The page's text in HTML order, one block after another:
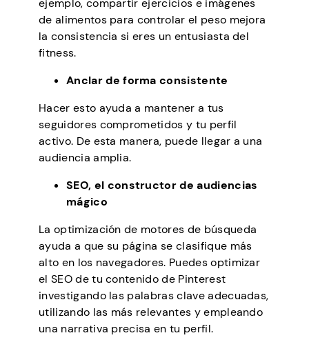
ejemplo, compartir ejercicios e imágenes
de alimentos para controlar el peso mejora
la consistencia si eres un entusiasta del
fitness.
Anclar de forma consistente
Hacer esto ayuda a mantener a tus
seguidores comprometidos y tu perfil
activo. De esta manera, puede llegar a una
audiencia amplia.
SEO, el constructor de audiencias
mágico
La optimización de motores de búsqueda
ayuda a que su página se clasifique más
alto en los navegadores. Puedes optimizar
el SEO de tu contenido de Pinterest
investigando las palabras clave adecuadas,
utilizando las más relevantes y empleando
una narrativa precisa en tu perfil.